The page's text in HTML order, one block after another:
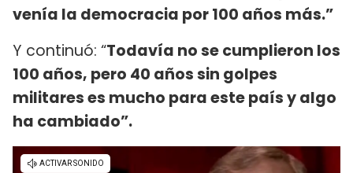
venía la democracia por 100 años más.”
Y continuó: “Todavía no se cumplieron los
100 años, pero 40 años sin golpes
militares es mucho para este país y algo
ha cambiado”.